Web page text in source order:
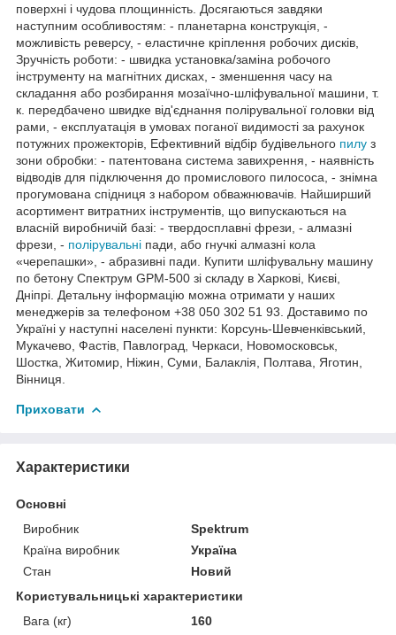
поверхні і чудова площинність. Досягаються завдяки
наступним особливостям: - планетарна конструкція, -
можливість реверсу, - еластичне кріплення робочих дисків,
Зручність роботи: - швидка установка/заміна робочого
інструменту на магнітних дисках, - зменшення часу на
складання або розбирання мозаїчно-шліфувальної машини, т.
к. передбачено швидке від'єднання полірувальної головки від
рами, - експлуатація в умовах поганої видимості за рахунок
потужних прожекторів, Ефективний відбір будівельного пилу з
зони обробки: - патентована система завихрення, - наявність
відводів для підключення до промислового пилососа, - знімна
прогумована спідниця з набором обважнювачів. Найширший
асортимент витратних інструментів, що випускаються на
власній виробничій базі: - твердосплавні фрези, - алмазні
фрези, - полірувальні пади, або гнучкі алмазні кола
«черепашки», - абразивні пади. Купити шліфувальну машину
по бетону Спектрум GPM-500 зі складу в Харкові, Києві,
Дніпрі. Детальну інформацію можна отримати у наших
менеджерів за телефоном +38 050 302 51 93. Доставимо по
Україні у наступні населені пункти: Корсунь-Шевченківський,
Мукачево, Фастів, Павлоград, Черкаси, Новомосковськ,
Шостка, Житомир, Ніжин, Суми, Балаклія, Полтава, Яготин,
Вінниця.
Приховати
Характеристики
Основні
Виробник
Spektrum
Країна виробник
Україна
Стан
Новий
Користувальницькі характеристики
Вага (кг)
160